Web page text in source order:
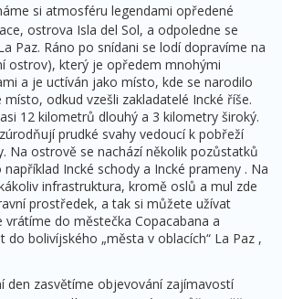
si atmosféru legendami opředené
ostrova Isla del Sol, a odpoledne se
Paz. Ráno po snídani se lodí dopravíme na
ostrov), který je opředem mnohými
a je uctíván jako místo, kde se narodilo
odkud vzešli zakladatelé Incké říše.
12 kilometrů dlouhý a 3 kilometry široký.
prudké svahy vedoucí k pobřeží
Na ostrově se nachází několik pozůstatků
Incké schody a Incké prameny . Na
infrastruktura, kromě oslů a mul zde
prostředek, a tak si můžete užívat
vrátíme do městečka Copacabana a
do bolivíjského „města v oblacích“ La Paz ,
den zasvětíme objevování zajímavostí